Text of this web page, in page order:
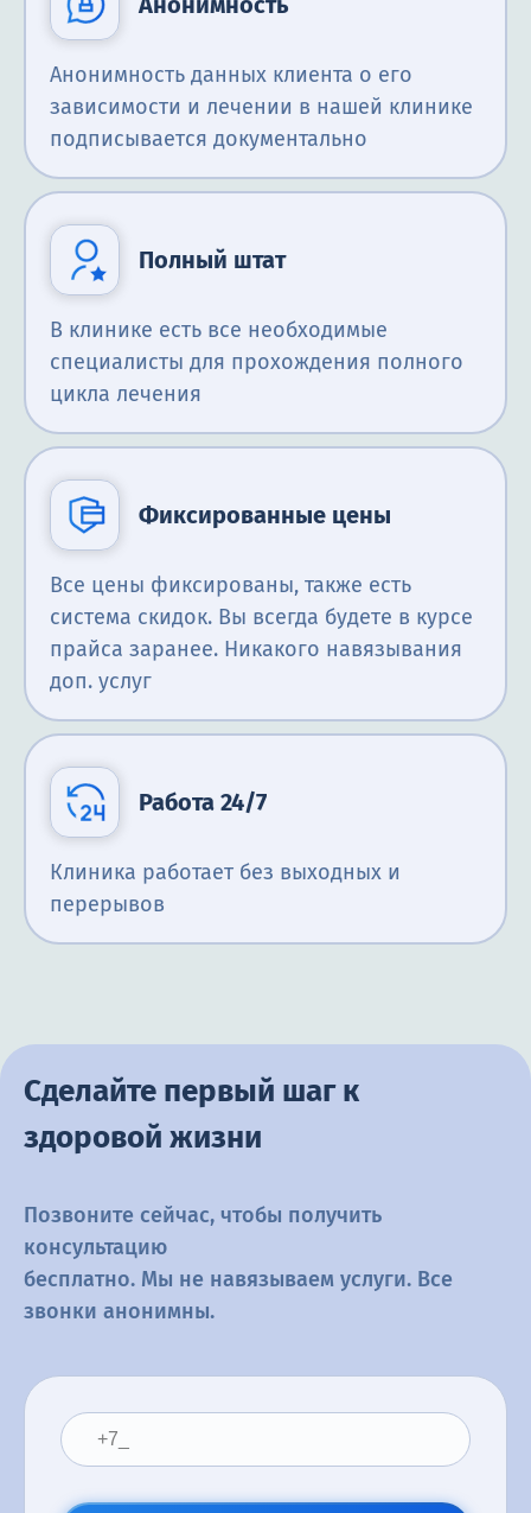
Анонимность данных клиента о его
зависимости и лечении в нашей клинике
подписывается документально
Полный штат
В клинике есть все необходимые
специалисты для прохождения полного
цикла лечения
Фиксированные цены
Все цены фиксированы, также есть
система скидок. Вы всегда будете в курсе
прайса заранее. Никакого навязывания
доп. услуг
Работа 24/7
Клиника работает без выходных и
перерывов
Сделайте первый шаг к
здоровой жизни
Позвоните сейчас, чтобы получить
консультацию
бесплатно. Мы не навязываем услуги. Все
звонки анонимны.